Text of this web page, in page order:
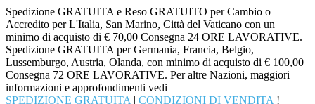
Spedizione GRATUITA e Reso GRATUITO per Cambio o
Accredito per L'Italia, San Marino, Città del Vaticano con un
minimo di acquisto di € 70,00 Consegna 24 ORE LAVORATIVE.
Spedizione GRATUITA per Germania, Francia, Belgio,
Lussemburgo, Austria, Olanda, con minimo di acquisto di € 100,00
Consegna 72 ORE LAVORATIVE. Per altre Nazioni, maggiori
informazioni e approfondimenti vedi
SPEDIZIONE GRATUITA | CONDIZIONI DI VENDITA !